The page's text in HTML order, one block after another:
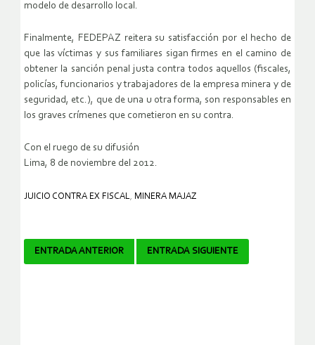
modelo de desarrollo local.
Finalmente, FEDEPAZ reitera su satisfacción por el hecho de
que las víctimas y sus familiares sigan firmes en el camino de
obtener la sanción penal justa contra todos aquellos (fiscales,
policías, funcionarios y trabajadores de la empresa minera y de
seguridad, etc.), que de una u otra forma, son responsables en
los graves crímenes que cometieron en su contra.
Con el ruego de su difusión
Lima, 8 de noviembre del 2012.
JUICIO CONTRA EX FISCAL, MINERA MAJAZ
Navegador
ENTRADA ANTERIOR ENTRADA SIGUIENTE